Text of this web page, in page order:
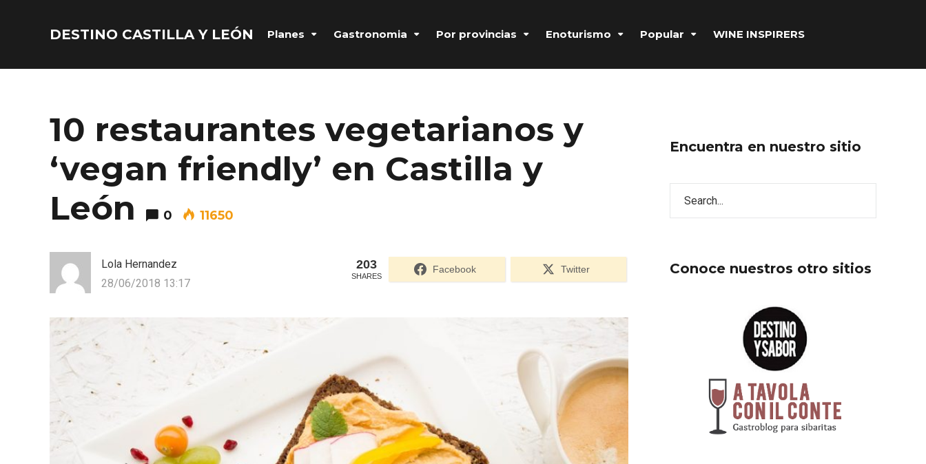
DESTINO CASTILLA Y LEÓN Planes Gastronomia Por provincias Enoturismo Popular WINE INSPIRERS
10 restaurantes vegetarianos y
‘vegan friendly’ en Castilla y
León
0 11650
Lola Hernandez
28/06/2018 13:17
203
SHARES
Facebook Twitter
Encuentra en nuestro sitio
Conoce nuestros otro sitios
Contraseña
Formulario de acceso protegido por
Login Lockdown
Recuérdame
Ultimas entradas